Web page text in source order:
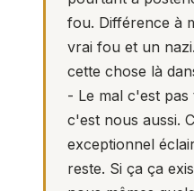
fou. Différence à
vrai fou et un
cette chose là
- Le mal c'est
c'est nous aussi.
exceptionnel
reste. Si ça ça